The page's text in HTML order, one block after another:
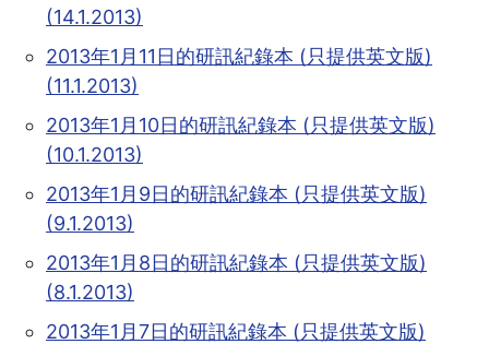
(14.1.2013)
2013年1月11日的研訊紀錄本 (只提供英文版)
(11.1.2013)
2013年1月10日的研訊紀錄本 (只提供英文版)
(10.1.2013)
2013年1月9日的研訊紀錄本 (只提供英文版)
(9.1.2013)
2013年1月8日的研訊紀錄本 (只提供英文版)
(8.1.2013)
2013年1月7日的研訊紀錄本 (只提供英文版)